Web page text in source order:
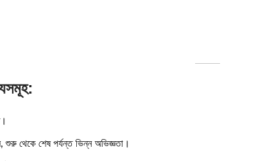
শুরু থেকে শেষ পর্যন্ত ভিন্ন অভিজ্ঞতা।